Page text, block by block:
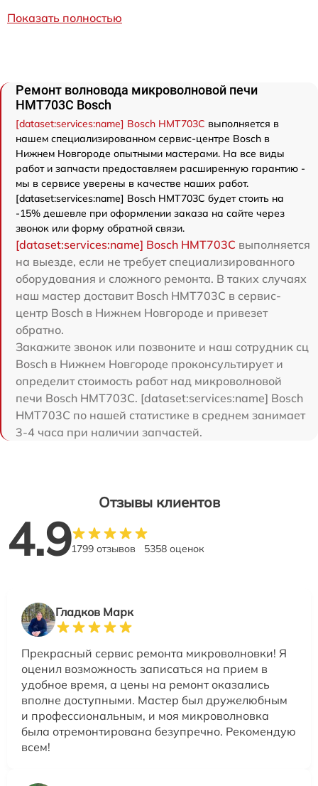
Показать полностью
Ремонт волновода микроволновой печи
HMT703C Bosch
[dataset:services:name] Bosch HMT703C выполняется в
нашем специализированном сервис-центре Bosch в
Нижнем Новгороде опытными мастерами. На все виды
работ и запчасти предоставляем расширенную гарантию -
мы в сервисе уверены в качестве наших работ.
[dataset:services:name] Bosch HMT703C будет стоить на
-15% дешевле при оформлении заказа на сайте через
звонок или форму обратной связи.
[dataset:services:name] Bosch HMT703C выполняется
на выезде, если не требует специализированного
оборудования и сложного ремонта. В таких случаях
наш мастер доставит Bosch HMT703C в сервис-
центр Bosch в Нижнем Новгороде и привезет
обратно.
Закажите звонок или позвоните и наш сотрудник сц
Bosch в Нижнем Новгороде проконсультирует и
определит стоимость работ над микроволновой
печи Bosch HMT703C. [dataset:services:name] Bosch
HMT703C по нашей статистике в среднем занимает
3-4 часа при наличии запчастей.
Отзывы клиентов
4.91799 отзывов 5358 оценок
Гладков Марк
Прекрасный сервис ремонта микроволновки! Я
оценил возможность записаться на прием в
удобное время, а цены на ремонт оказались
вполне доступными. Мастер был дружелюбным
и профессиональным, и моя микроволновка
была отремонтирована безупречно. Рекомендую
всем!